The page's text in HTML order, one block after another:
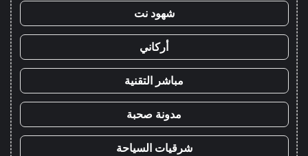
شهود نت
أركاني
مباشر التقنية
مدونة صحبة
شرقيات السياحة